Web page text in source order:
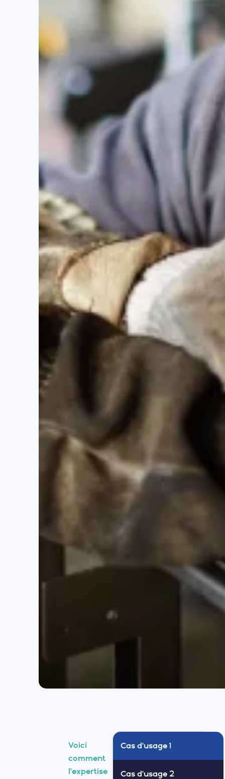
Voici
comment
l’expertise
Cas d'usage 1
Cas d'usage 2